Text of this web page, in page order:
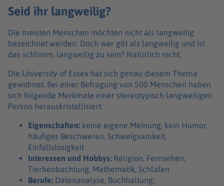
Seid ihr langweilig?
Die meisten Menschen möchten nicht als langweilig
bezeichnet werden. Doch wer gilt als langweilig und ist
das schlimm, langweilig zu sein? Natürlich nicht.
Die University of Essex hat sich genau diesem Thema
gewidmet. Bei einer Befragung von 500 Menschen haben
sich folgende Merkmale einer stereotypisch langweiligen
Person herauskristallisiert:
Eigenschaften: keine eigene Meinung, kein Humor,
häufiges Beschweren, Schweigsamkeit,
Einfallslosigkeit
Interessen und Hobbys: Religion, Fernsehen,
Tierbeobachtung, Mathematik, Schlafen
Berufe: Datenanalyse, Buchhaltung,